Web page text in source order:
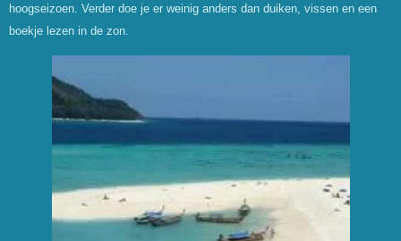
hoogseizoen. Verder doe je er weinig anders dan duiken, vissen en een
boekje lezen in de zon.